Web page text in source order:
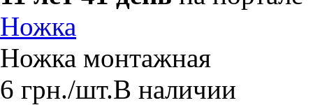
Ножка
Ножка монтажная
6 грн./шт.В наличии